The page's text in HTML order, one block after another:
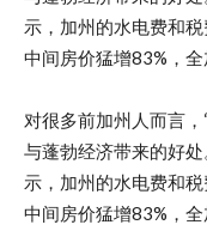
示，加州的水电费和
中间房价猛增83%，全
对很多前加州人而言
与蓬勃经济带来的好
示，加州的水电费和
中间房价猛增83%，全